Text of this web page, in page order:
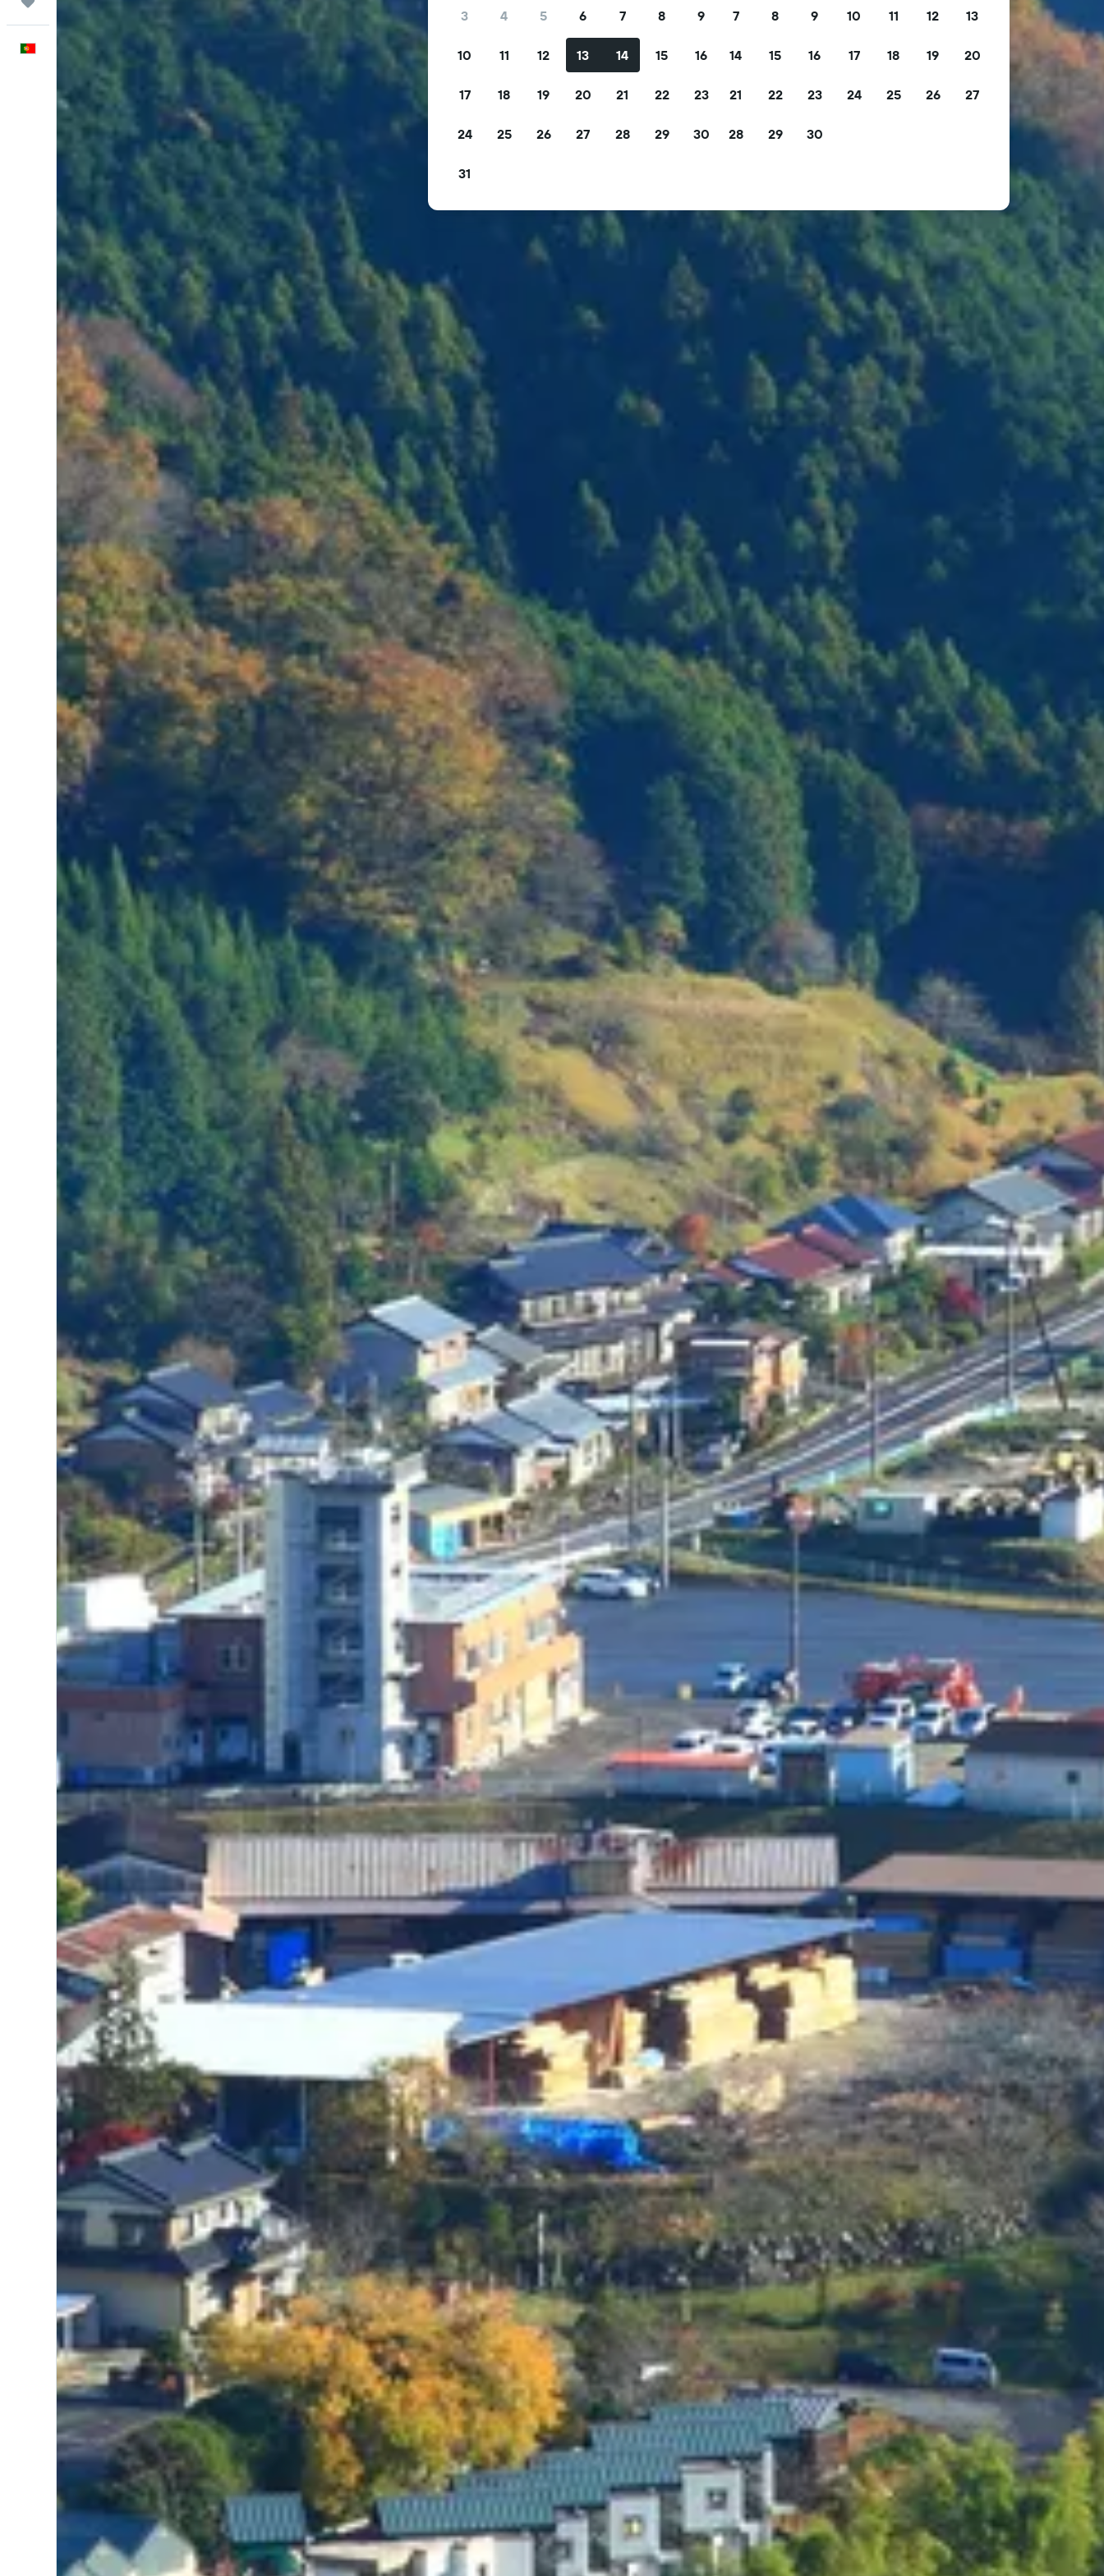
Português
3 4 5 6 7 8 9
10 11 12 13 14 15 16
17 18 19 20 21 22 23
24 25 26 27 28 29 30
31
7 8 9 10 11 12 13
14 15 16 17 18 19 20
21 22 23 24 25 26 27
28 29 30